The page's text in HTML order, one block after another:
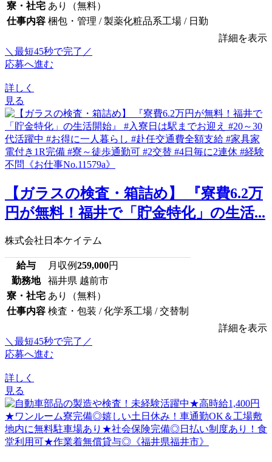
寮・社宅 あり（無料）
仕事内容 梱包・管理 / 製薬化粧品系工場 / 日勤
詳細を表示
＼最短45秒で完了／
応募へ進む
詳しく
見る
【ガラスの検査・箱詰め】 『寮費6.2万
円が無料！福井で「貯金特化」の生活...
株式会社日本ケイテム
給与 月収例259,000円
勤務地
福井県 越前市
寮・社宅 あり（無料）
仕事内容 検査・包装 / 化学系工場 / 交替制
詳細を表示
＼最短45秒で完了／
応募へ進む
詳しく
見る